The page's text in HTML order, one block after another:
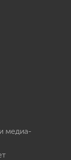
медиа-